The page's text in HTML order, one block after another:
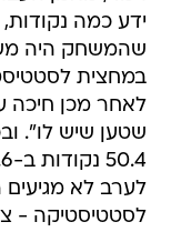
ידע כמה נקודות,
שהמשחק היה
במחצית
לאחר מכן חיכה
שטען שיש לו".
לערב לא
לסטטיסטיקה -